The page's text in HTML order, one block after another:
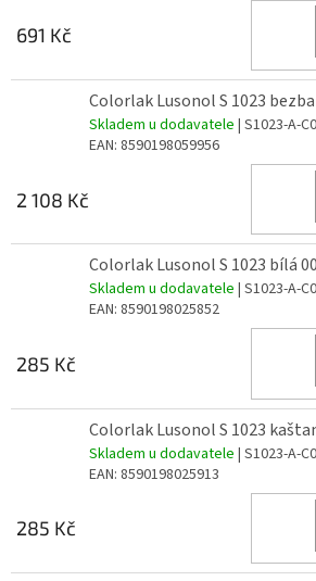
691 Kč
Colorlak Lusonol S 1023
Skladem u dodavatele | S1023-A-
EAN: 8590198059956
2 108 Kč
Colorlak Lusonol S 1023 bílá
Skladem u dodavatele | S1023-A-
EAN: 8590198025852
285 Kč
Colorlak Lusonol S 1023
Skladem u dodavatele | S1023-A-
EAN: 8590198025913
285 Kč